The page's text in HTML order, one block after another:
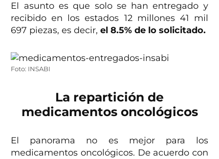
El asunto es que solo se han entregado y
recibido en los estados 12 millones 41 mil
697 piezas, es decir,el 8.5% de lo solicitado.
Foto: INSABI
La repartición de
medicamentos oncológicos
El panorama no es mejor para los
medicamentos oncológicos. De acuerdo con